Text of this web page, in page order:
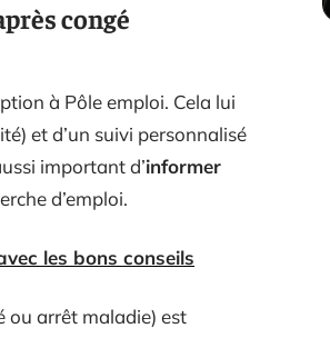
congé
à Pôle emploi. Cela lui
et d’un suivi personnalisé
important d’informer
d’emploi.
les bons conseils
ou arrêt maladie) est